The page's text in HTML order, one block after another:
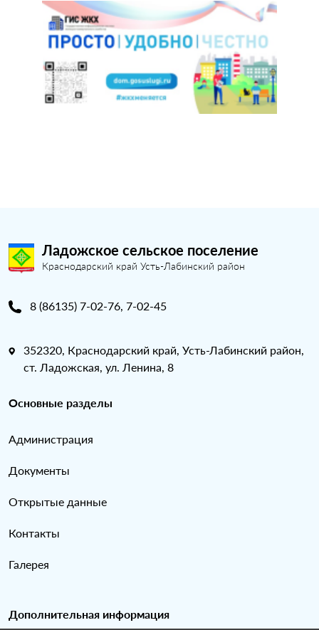
Ладожское сельское поселение
Краснодарский край Усть-Лабинский район
8 (86135) 7-02-76, 7-02-45
352320, Краснодарский край, Усть-Лабинский район,
ст. Ладожская, ул. Ленина, 8
Основные разделы
Администрация
Документы
Открытые данные
Контакты
Галерея
Дополнительная информация